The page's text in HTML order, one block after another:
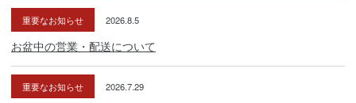
重要なお知らせ 2026.8.5
お盆中の営業・配送について
重要なお知らせ 2026.7.29